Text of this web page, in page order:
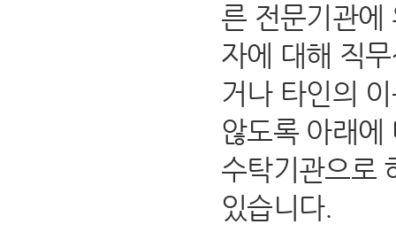
른 전문기관에
자에 대해 직
거나 타인의
않도록 아래에
수탁기관으로
있습니다.